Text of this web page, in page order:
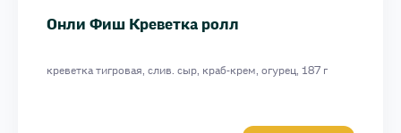
Онли Фиш Креветка ролл
креветка тигровая, слив. сыр, краб-крем, огурец, 187 г